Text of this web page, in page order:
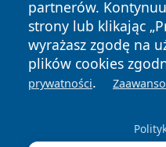
partnerów.
strony lub klikając
wyrażasz zgodę na
plików cookies
prywatności.
News Autorzy